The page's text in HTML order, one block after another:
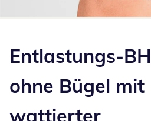
Entlastungs-BH
ohne Bügel mit
wattierter